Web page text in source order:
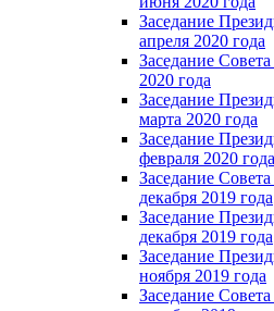
Заседание
апреля 2020 года
Заседание
2020 года
Заседание
марта 2020 года
Заседание
февраля 2020 года
Заседание
декабря 2019 года
Заседание
декабря 2019 года
Заседание
ноября 2019 года
Заседание